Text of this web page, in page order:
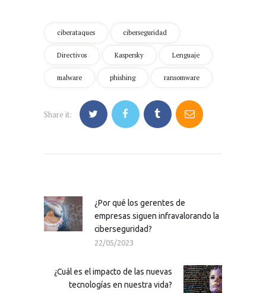
ciberataques ciberseguridad
Directivos Kaspersky Lenguaje
malware phishing ransomware
Share it:
entradasPrevious
post:
¿Por qué los gerentes de
empresas siguen infravalorando la
ciberseguridad?
22/05/2023
Next
post:
¿Cuál es el impacto de las nuevas
tecnologías en nuestra vida?